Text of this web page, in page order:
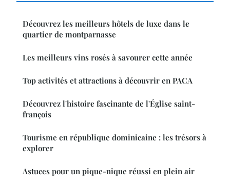
Découvrez les meilleurs hôtels de luxe dans le
quartier de montparnasse
Les meilleurs vins rosés à savourer cette année
Top activités et attractions à découvrir en PACA
Découvrez l'histoire fascinante de l'Église saint-
françois
Tourisme en république dominicaine : les trésors à
explorer
Astuces pour un pique-nique réussi en plein air